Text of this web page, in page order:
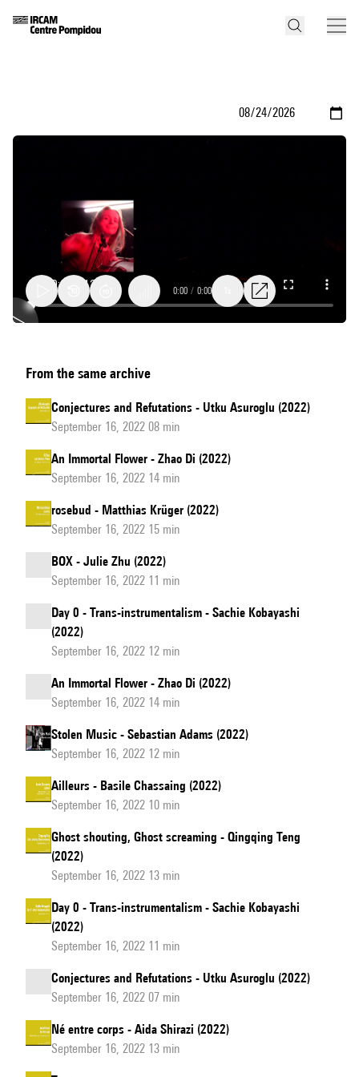
0:00 / 0:00
From the same archive
Conjectures and Refutations - Utku Asuroglu (2022)
September 16, 2022 08 min
An Immortal Flower - Zhao Di (2022)
September 16, 2022 14 min
rosebud - Matthias Krüger (2022)
September 16, 2022 15 min
BOX - Julie Zhu (2022)
September 16, 2022 11 min
Day 0 - Trans-instrumentalism - Sachie Kobayashi
(2022)
September 16, 2022 12 min
An Immortal Flower - Zhao Di (2022)
September 16, 2022 14 min
Stolen Music - Sebastian Adams (2022)
September 16, 2022 12 min
Ailleurs - Basile Chassaing (2022)
September 16, 2022 10 min
Ghost shouting, Ghost screaming - Qingqing Teng
(2022)
September 16, 2022 13 min
Day 0 - Trans-instrumentalism - Sachie Kobayashi
(2022)
September 16, 2022 11 min
Conjectures and Refutations - Utku Asuroglu (2022)
September 16, 2022 07 min
Né entre corps - Aida Shirazi (2022)
September 16, 2022 13 min